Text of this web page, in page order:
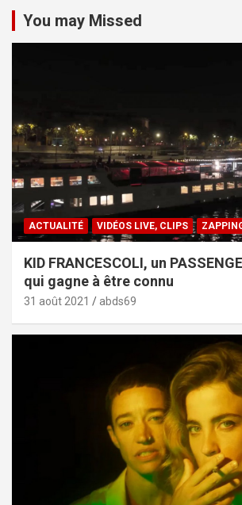
You may Missed
ACTUALITÉ VIDÉOS LIVE, CLIPS
KID FRANCESCOLI, un
qui gagne à être connu
31 août 2021 abds69